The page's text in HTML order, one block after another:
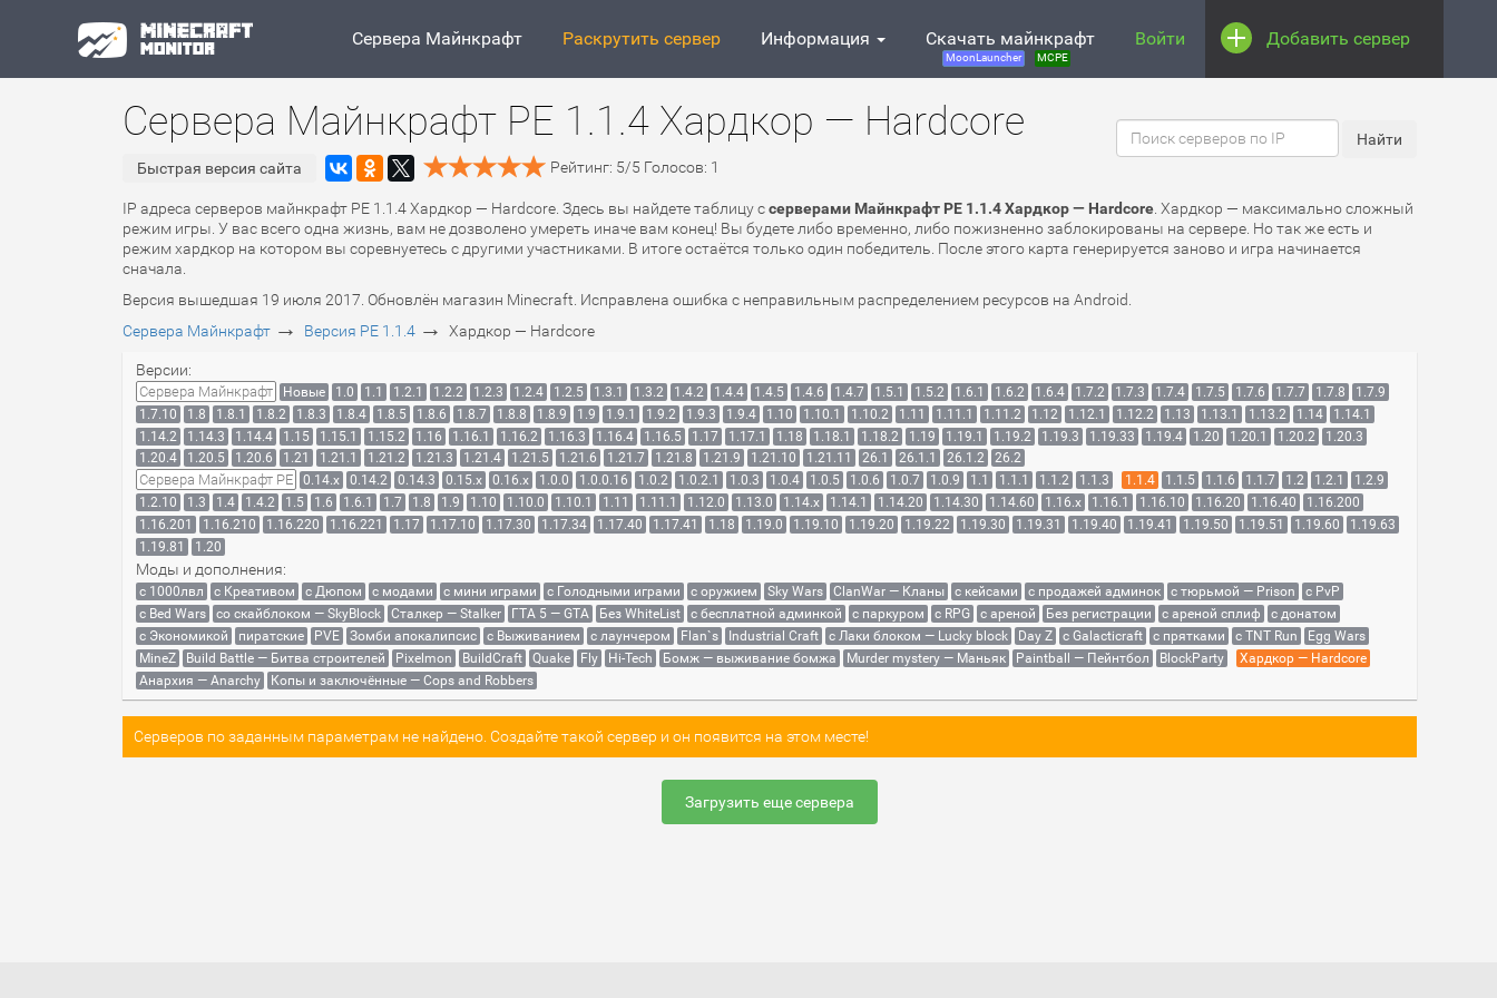
Сервера Майнкрафт Раскрутить сервер Информация Скачать майнкрафт
MoonLauncher MCPE
Войти Добавить сервер
Сервера Майнкрафт PE 1.1.4 Хардкор — Hardcore
Быстрая версия сайта Рейтинг: 5/5 Голосов: 1
IP адреса серверов майнкрафт PE 1.1.4 Хардкор — Hardcore. Здесь вы найдете таблицу ссерверами Майнкрафт PE 1.1.4 Хардкор — Hardcore . Хардкор — максимально сложный
режим игры. У вас всего одна жизнь, вам не дозволено умереть иначе вам конец! Вы будете либо временно, либо пожизненно заблокированы на сервере. Но так же есть и
режим хардкор на котором вы соревнуетесь с другими участниками. В итоге остаётся только один победитель. После этого карта генерируется заново и игра начинается
сначала.
Версия вышедшая 19 июля 2017. Обновлён магазин Minecraft. Исправлена ошибка с неправильным распределением ресурсов на Android.
Сервера Майнкрафт → Версия PE 1.1.4 → Хардкор — Hardcore
Версии:
Сервера Майнкрафт Новые 1.0 1.1 1.2.1 1.2.2 1.2.3 1.2.4 1.2.5 1.3.1 1.3.2 1.4.2 1.4.4 1.4.5 1.4.6 1.4.7 1.5.1 1.5.2 1.6.1 1.6.2 1.6.4 1.7.2 1.7.3 1.7.4 1.7.5 1.7.6 1.7.7 1.7.8
1.7.9
1.7.10
1.8 1.8.1 1.8.2 1.8.3 1.8.4 1.8.5 1.8.6 1.8.7 1.8.8 1.8.9 1.9 1.9.1 1.9.2 1.9.3 1.9.4 1.10 1.10.1 1.10.2 1.11 1.11.1 1.11.2 1.12 1.12.1 1.12.2 1.13 1.13.1 1.13.2 1.14
1.14.1
1.14.2
1.14.3 1.14.4 1.15 1.15.1 1.15.2 1.16 1.16.1 1.16.2 1.16.3 1.16.4 1.16.5 1.17 1.17.1 1.18 1.18.1 1.18.2 1.19 1.19.1 1.19.2 1.19.3 1.19.33 1.19.4 1.20 1.20.1 1.20.2
1.20.3
1.20.4
1.20.5 1.20.6 1.21 1.21.1 1.21.2 1.21.3 1.21.4 1.21.5 1.21.6 1.21.7 1.21.8 1.21.9 1.21.10 1.21.11 26.1 26.1.1 26.1.2 26.2
Сервера Майнкрафт PE 0.14.x 0.14.2 0.14.3 0.15.x 0.16.x 1.0.0 1.0.0.16 1.0.2 1.0.2.1 1.0.3 1.0.4 1.0.5 1.0.6 1.0.7 1.0.9 1.1 1.1.1 1.1.2 1.1.3 1.1.4 1.1.5 1.1.6 1.1.7 1.2 1.2.1
1.2.9
1.2.10
1.3 1.4 1.4.2 1.5 1.6 1.6.1 1.7 1.8 1.9 1.10 1.10.0 1.10.1 1.11 1.11.1 1.12.0 1.13.0 1.14.x 1.14.1 1.14.20 1.14.30 1.14.60 1.16.x 1.16.1 1.16.10 1.16.20 1.16.40
1.16.200
1.16.201
1.16.210 1.16.220 1.16.221 1.17 1.17.10 1.17.30 1.17.34 1.17.40 1.17.41 1.18 1.19.0 1.19.10 1.19.20 1.19.22 1.19.30 1.19.31 1.19.40 1.19.41 1.19.50 1.19.51 1.19.60
1.19.63
1.19.81
1.20
Моды и дополнения:
с 1000лвл c Креативом с Дюпом с модами с мини играми с Голодными играми с оружием Sky Wars ClanWar — Кланы с кейсами с продажей админок с тюрьмой — Prison
с PvP
с Bed Wars
со скайблоком — SkyBlock Сталкер — Stalker ГТА 5 — GTA Без WhiteList с бесплатной админкой с паркуром с RPG с ареной Без регистрации с ареной сплиф
с донатом
с Экономикой
пиратские PVE Зомби апокалипсис с Выживанием с лаунчером Flan`s Industrial Craft с Лаки блоком — Lucky block Day Z с Galacticraft с прятками с TNT Run
Egg Wars
MineZ
Build Battle — Битва строителей Pixelmon BuildCraft Quake Fly Hi-Tech Бомж — выживание бомжа Murder mystery — Маньяк Paintball — Пейнтбол BlockParty
Хардкор — Hardcore
Анархия — Anarchy
Копы и заключённые — Cops and Robbers
Серверов по заданным параметрам не найдено. Создайте такой сервер и он появится на этом месте!
Загрузить еще сервера